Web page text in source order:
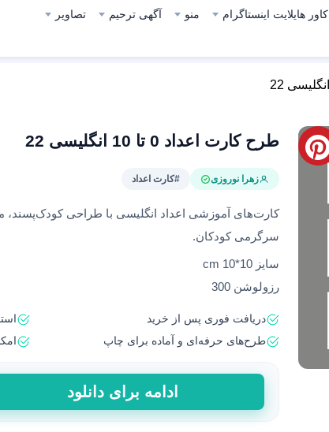
کاور هایلایت اینستاگرام منو آگهی ترحیم تصاویر
طرح کارت اعداد 0 تا 10 انگلیسی 22
زهرا نوروزی #کارت اعداد
کارت‌های آموزشی اعداد انگلیسی با طراحی
سرگرمی کودکان.
سایز 10*10 cm
رزولوشن 300
دریافت فوری پس از خرید
طرح‌های حرفه‌ای و آماده برای چاپ
طرح
کارت
اعداد
ادامه برای دانلود